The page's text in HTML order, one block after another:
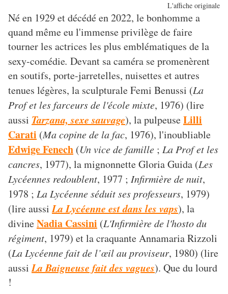
L'affiche originale
Né en 1929 et décédé en 2022, le bonhomme a
quand même eu l'immense privilège de faire
tourner les actrices les plus emblématiques de la
sexy-comédie. Devant sa caméra se promenèrent
en soutifs, porte-jarretelles, nuisettes et autres
tenues légères, la sculpturale Femi Benussi (La
Prof et les farceurs de l'école mixte, 1976) (lire
aussi Tarzana, sexe sauvage), la pulpeuseLilli
Carati (Ma copine de la fac, 1976), l'inoubliable
Edwige Fenech (Un vice de famille ; La Prof et les
cancres, 1977), la mignonnette Gloria Guida (Les
Lycéennes redoublent, 1977 ; Infirmière de nuit,
1978 ; La Lycéenne séduit ses professeurs, 1979)
(lire aussiLa Lycéenne est dans les vaps), la
divineNadia Cassini (L'Infirmière de l'hosto du
régiment, 1979) et la craquante Annamaria Rizzoli
(La Lycéenne fait de l’œil au proviseur, 1980) (lire
aussiLa Baigneuse fait des vagues). Que du lourd
!